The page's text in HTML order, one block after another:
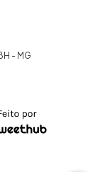
- MG